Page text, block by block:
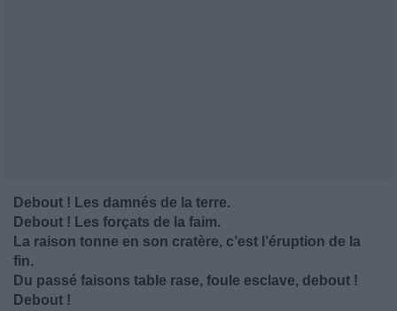
Debout ! Les damnés de la terre.
Debout ! Les forçats de la faim.
La raison tonne en son cratère, c’est l’éruption de la
fin.
Du passé faisons table rase, foule esclave, debout !
Debout !